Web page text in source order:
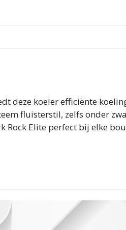
deze koeler efficiënte
fluisterstil, zelfs onder
Rock Elite perfect bij elke